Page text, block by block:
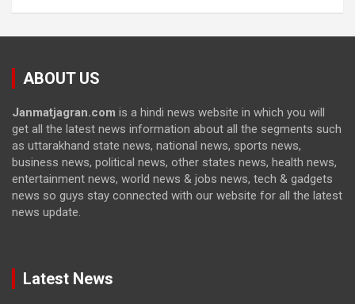
ABOUT US
Janmatjagran.com is a hindi news website in which you will
get all the latest news information about all the segments such
as uttarakhand state news, national news, sports news,
business news, political news, other states news, health news,
entertainment news, world news & jobs news, tech & gadgets
news so guys stay connected with our website for all the latest
news update.
Latest News